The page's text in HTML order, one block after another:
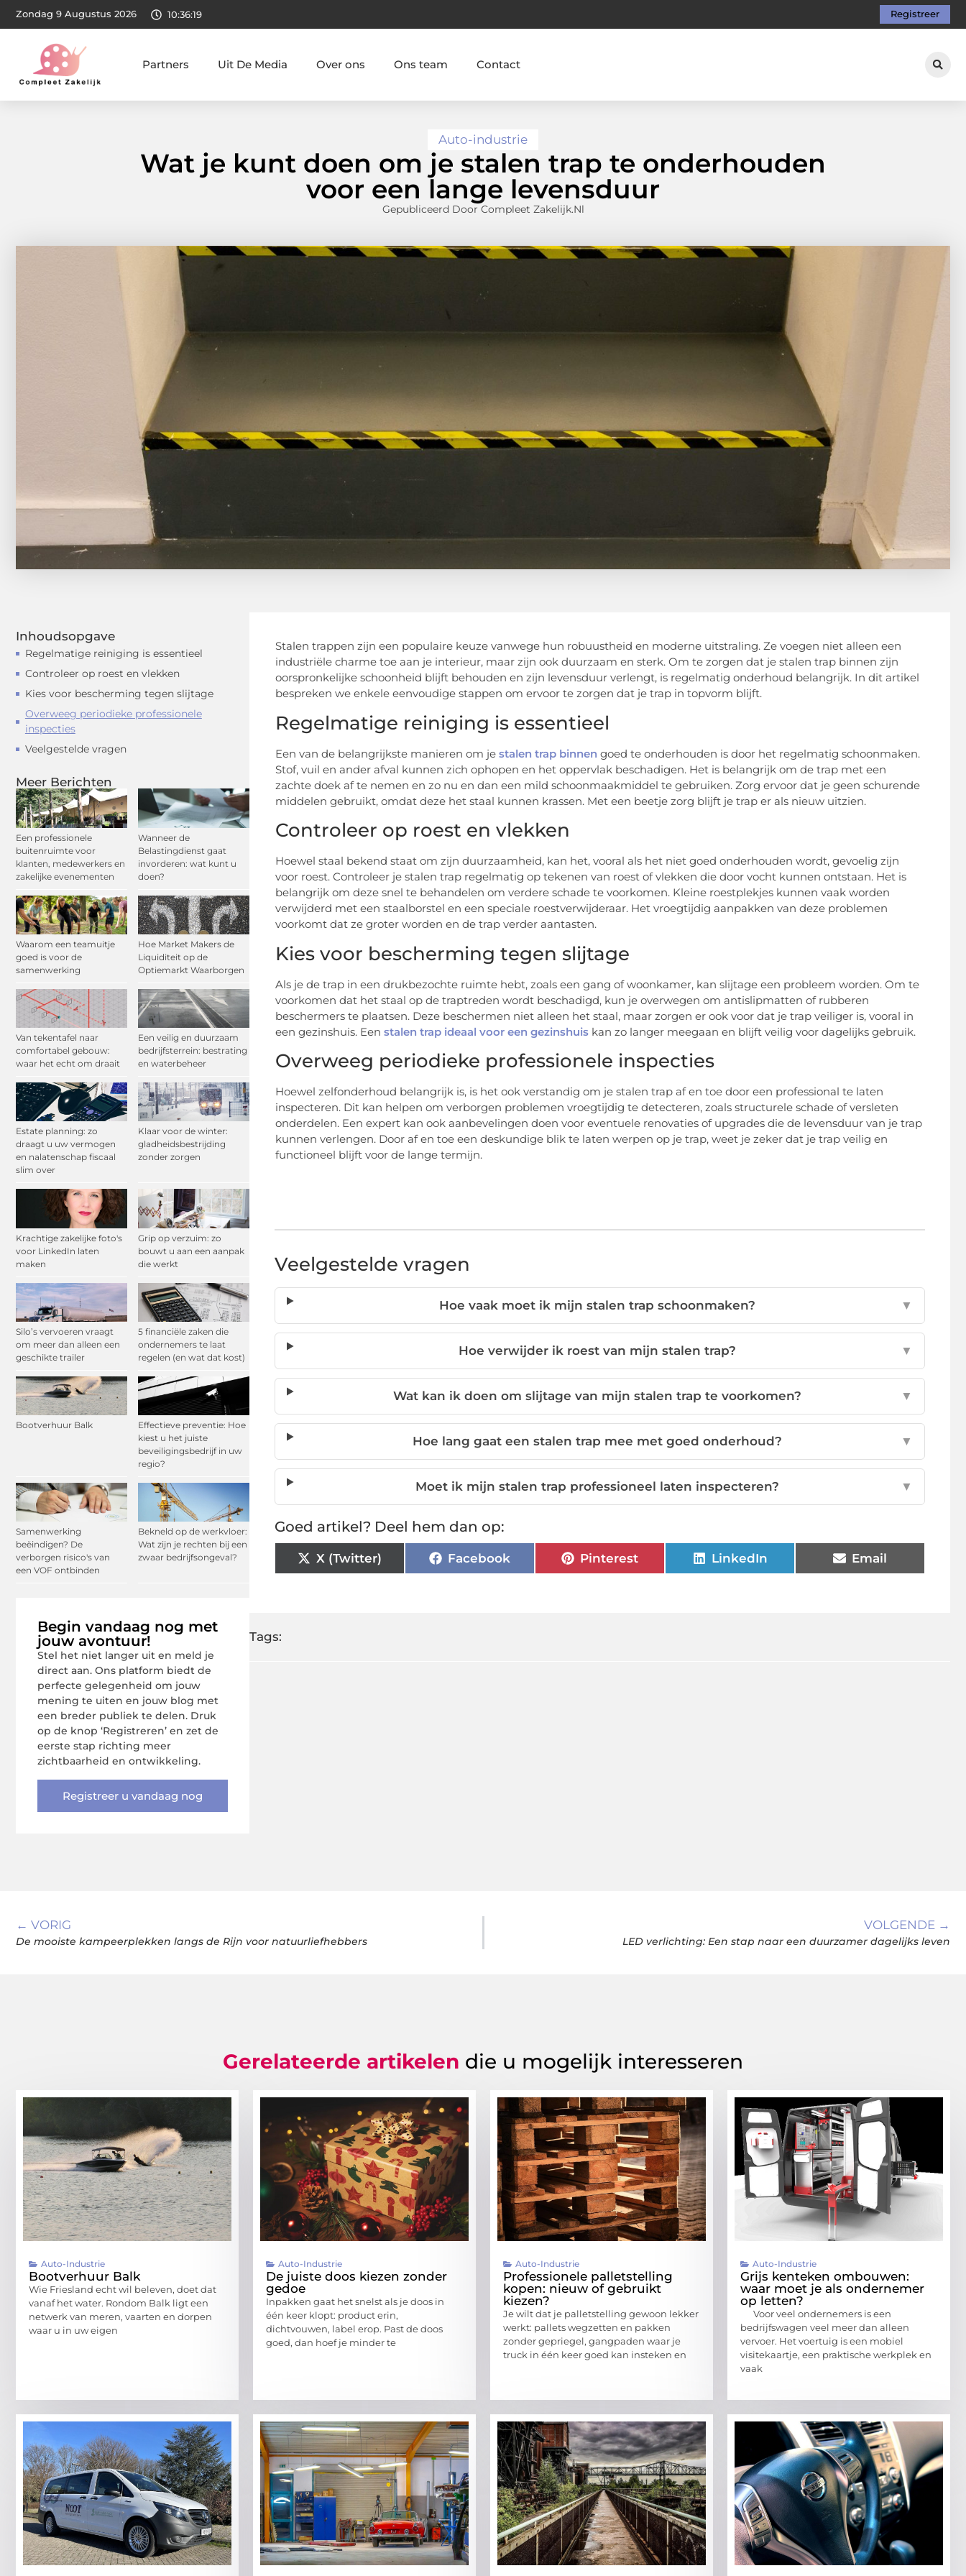
Zondag 9 Augustus 2026 10:36:20 Registreer
Partners Uit De Media Over ons Ons team Contact
Auto-industrie
Wat je kunt doen om je stalen trap te onderhouden
voor een lange levensduur
Gepubliceerd Door Compleet Zakelijk.nl
Inhoudsopgave
Regelmatige reiniging is essentieel
Controleer op roest en vlekken
Kies voor bescherming tegen slijtage
Overweeg periodieke professionele
inspecties
Veelgestelde vragen
Meer Berichten
Een professionele
buitenruimte voor
klanten, medewerkers en
zakelijke evenementen
Wanneer de
Belastingdienst gaat
invorderen: wat kunt u
doen?
Waarom een teamuitje
goed is voor de
samenwerking
Hoe Market Makers de
Liquiditeit op de
Optiemarkt Waarborgen
Van tekentafel naar
comfortabel gebouw:
waar het echt om draait
Een veilig en duurzaam
bedrijfsterrein: bestrating
en waterbeheer
Estate planning: zo
draagt u uw vermogen
en nalatenschap fiscaal
slim over
Klaar voor de winter:
gladheidsbestrijding
zonder zorgen
Krachtige zakelijke foto's
voor LinkedIn laten
maken
Grip op verzuim: zo
bouwt u aan een aanpak
die werkt
Silo’s vervoeren vraagt
om meer dan alleen een
geschikte trailer
5 financiële zaken die
ondernemers te laat
regelen (en wat dat kost)
Bootverhuur Balk
Effectieve preventie: Hoe
kiest u het juiste
beveiligingsbedrijf in uw
regio?
Samenwerking
beëindigen? De
verborgen risico's van
een VOF ontbinden
Bekneld op de werkvloer:
Wat zijn je rechten bij een
zwaar bedrijfsongeval?
Begin vandaag nog met
jouw avontuur!
Stel het niet langer uit en meld je
direct aan. Ons platform biedt de
perfecte gelegenheid om jouw
mening te uiten en jouw blog met
een breder publiek te delen. Druk
op de knop ‘Registreren’ en zet de
eerste stap richting meer
zichtbaarheid en ontwikkeling.
Registreer u vandaag nog
Stalen trappen zijn een populaire keuze vanwege hun robuustheid en moderne uitstraling. Ze voegen niet alleen een
industriële charme toe aan je interieur, maar zijn ook duurzaam en sterk. Om te zorgen dat je stalen trap binnen zijn
oorspronkelijke schoonheid blijft behouden en zijn levensduur verlengt, is regelmatig onderhoud belangrijk. In dit artikel
bespreken we enkele eenvoudige stappen om ervoor te zorgen dat je trap in topvorm blijft.
Regelmatige reiniging is essentieel
Een van de belangrijkste manieren om je stalen trap binnen goed te onderhouden is door het regelmatig schoonmaken.
Stof, vuil en ander afval kunnen zich ophopen en het oppervlak beschadigen. Het is belangrijk om de trap met een
zachte doek af te nemen en zo nu en dan een mild schoonmaakmiddel te gebruiken. Zorg ervoor dat je geen schurende
middelen gebruikt, omdat deze het staal kunnen krassen. Met een beetje zorg blijft je trap er als nieuw uitzien.
Controleer op roest en vlekken
Hoewel staal bekend staat om zijn duurzaamheid, kan het, vooral als het niet goed onderhouden wordt, gevoelig zijn
voor roest. Controleer je stalen trap regelmatig op tekenen van roest of vlekken die door vocht kunnen ontstaan. Het is
belangrijk om deze snel te behandelen om verdere schade te voorkomen. Kleine roestplekjes kunnen vaak worden
verwijderd met een staalborstel en een speciale roestverwijderaar. Het vroegtijdig aanpakken van deze problemen
voorkomt dat ze groter worden en de trap verder aantasten.
Kies voor bescherming tegen slijtage
Als je de trap in een drukbezochte ruimte hebt, zoals een gang of woonkamer, kan slijtage een probleem worden. Om te
voorkomen dat het staal op de traptreden wordt beschadigd, kun je overwegen om antislipmatten of rubberen
beschermers te plaatsen. Deze beschermen niet alleen het staal, maar zorgen er ook voor dat je trap veiliger is, vooral in
een gezinshuis. Een stalen trap ideaal voor een gezinshuis kan zo langer meegaan en blijft veilig voor dagelijks gebruik.
Overweeg periodieke professionele inspecties
Hoewel zelfonderhoud belangrijk is, is het ook verstandig om je stalen trap af en toe door een professional te laten
inspecteren. Dit kan helpen om verborgen problemen vroegtijdig te detecteren, zoals structurele schade of versleten
onderdelen. Een expert kan ook aanbevelingen doen voor eventuele renovaties of upgrades die de levensduur van je trap
kunnen verlengen. Door af en toe een deskundige blik te laten werpen op je trap, weet je zeker dat je trap veilig en
functioneel blijft voor de lange termijn.
Veelgestelde vragen
Hoe vaak moet ik mijn stalen trap schoonmaken? ▼
Hoe verwijder ik roest van mijn stalen trap? ▼
Wat kan ik doen om slijtage van mijn stalen trap te voorkomen? ▼
Hoe lang gaat een stalen trap mee met goed onderhoud? ▼
Moet ik mijn stalen trap professioneel laten inspecteren? ▼
Goed artikel? Deel hem dan op:
X (Twitter) Facebook Pinterest LinkedIn Email
Tags:
← VORIG
De mooiste kampeerplekken langs de Rijn voor natuurliefhebbers
VOLGENDE →
LED verlichting: Een stap naar een duurzamer dagelijks leven
Gerelateerde artikelen die u mogelijk interesseren
Auto-Industrie
Bootverhuur Balk
Wie Friesland echt wil beleven, doet dat
vanaf het water. Rondom Balk ligt een
netwerk van meren, vaarten en dorpen
waar u in uw eigen
Auto-Industrie
De juiste doos kiezen zonder
gedoe
Inpakken gaat het snelst als je doos in
één keer klopt: product erin,
dichtvouwen, label erop. Past de doos
goed, dan hoef je minder te
Auto-Industrie
Professionele palletstelling
kopen: nieuw of gebruikt
kiezen?
Je wilt dat je palletstelling gewoon lekker
werkt: pallets wegzetten en pakken
zonder gepriegel, gangpaden waar je
truck in één keer goed kan insteken en
Auto-Industrie
Grijs kenteken ombouwen:
waar moet je als ondernemer
op letten?
Voor veel ondernemers is een
bedrijfswagen veel meer dan alleen
vervoer. Het voertuig is een mobiel
visitekaartje, een praktische werkplek en
vaak